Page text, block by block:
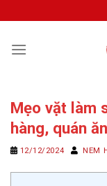
đến
nội
Mẹo vặt làm
hàng, quán
12/12/2024 NEM